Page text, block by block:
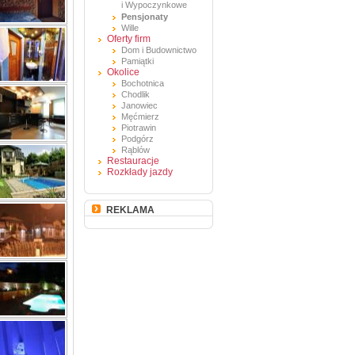
i Wypoczynkowe
Pensjonaty
Wille
Oferty firm
Dom i Budownictwo
Pamiątki
Okolice
Bochotnica
Chodlik
Janowiec
Męćmierz
Piotrawin
Podgórz
Rąblów
Restauracje
Rozkłady jazdy
REKLAMA